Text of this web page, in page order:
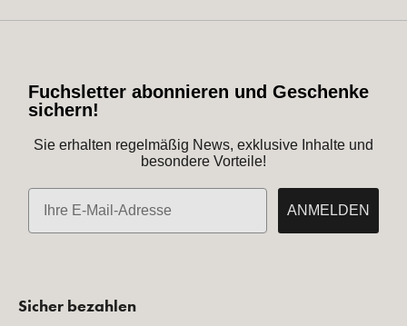
Fuchsletter abonnieren und Geschenke
sichern!
Sie erhalten regelmäßig News, exklusive Inhalte und
besondere Vorteile!
E-Mail
ANMELDEN
Sicher bezahlen